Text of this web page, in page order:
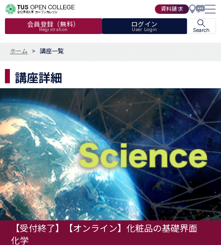
資料請求
会員登録（無料）
Registration
ログイン
User Login Search
ホーム 講座一覧
講座詳細
【受付終了】【オンライン】化粧品の基礎界面
化学